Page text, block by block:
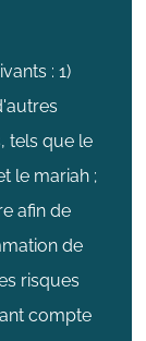
: 1)
tels que le
le mariah ;
afin de
de
risques
compte